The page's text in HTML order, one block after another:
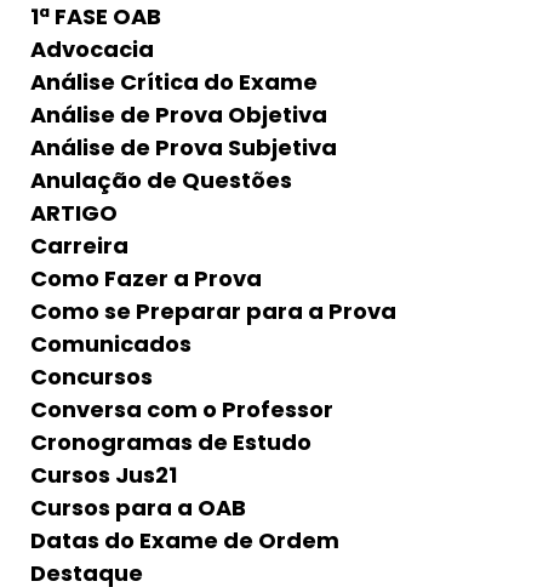
1ª FASE OAB
Advocacia
Análise Crítica do Exame
Análise de Prova Objetiva
Análise de Prova Subjetiva
Anulação de Questões
ARTIGO
Carreira
Como Fazer a Prova
Como se Preparar para a Prova
Comunicados
Concursos
Conversa com o Professor
Cronogramas de Estudo
Cursos Jus21
Cursos para a OAB
Datas do Exame de Ordem
Destaque